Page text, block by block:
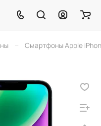
– Смартфоны Apple